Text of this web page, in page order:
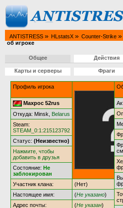
ANTISTRESS » HLstatsX » Counter-Strike »
об игроке
Общее Действия
Карты и серверы Фраги
Профиль игрока
Махрос 52rus
Откуда: Minsk,
Belarus
Steam:
STEAM_0:1:215123792
Статус: (Неизвестно)
Нажмите, чтобы
добавить в друзья
Состояние: Не
заблокирован
Участник клана:
(Нет)
Настоящее имя:
(Не указано)
Адрес почты:
(Не указан)